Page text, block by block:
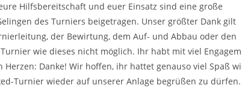
Hilfsbereitschaft und euer Einsatz sind eine große
des Turniers beigetragen. Unser größter Dank gilt
der Bewirtung, dem Auf- und Abbau oder den
wie dieses nicht möglich. Ihr habt mit viel
Danke! Wir hoffen, ihr hattet genauso viel Spaß
Turnier wieder auf unserer Anlage begrüßen zu dürfen.